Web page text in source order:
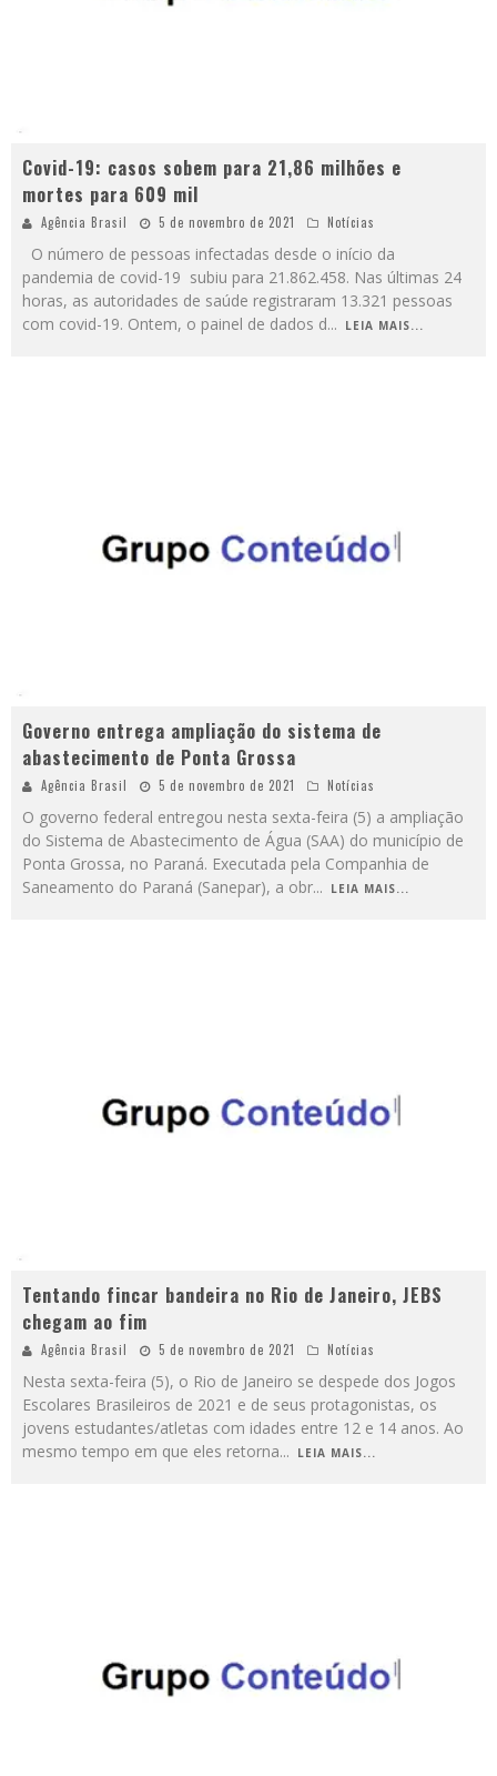
Covid-19: casos sobem para 21,86 milhões e
mortes para 609 mil
Agência Brasil 5 de novembro de 2021 Notícias
O número de pessoas infectadas desde o início da
pandemia de covid-19 subiu para 21.862.458. Nas últimas 24
horas, as autoridades de saúde registraram 13.321 pessoas
com covid-19. Ontem, o painel de dados d... LEIA MAIS...
Governo entrega ampliação do sistema de
abastecimento de Ponta Grossa
Agência Brasil 5 de novembro de 2021 Notícias
O governo federal entregou nesta sexta-feira (5) a ampliação
do Sistema de Abastecimento de Água (SAA) do município de
Ponta Grossa, no Paraná. Executada pela Companhia de
Saneamento do Paraná (Sanepar), a obr... LEIA MAIS...
Tentando fincar bandeira no Rio de Janeiro, JEBS
chegam ao fim
Agência Brasil 5 de novembro de 2021 Notícias
Nesta sexta-feira (5), o Rio de Janeiro se despede dos Jogos
Escolares Brasileiros de 2021 e de seus protagonistas, os
jovens estudantes/atletas com idades entre 12 e 14 anos. Ao
mesmo tempo em que eles retorna... LEIA MAIS...